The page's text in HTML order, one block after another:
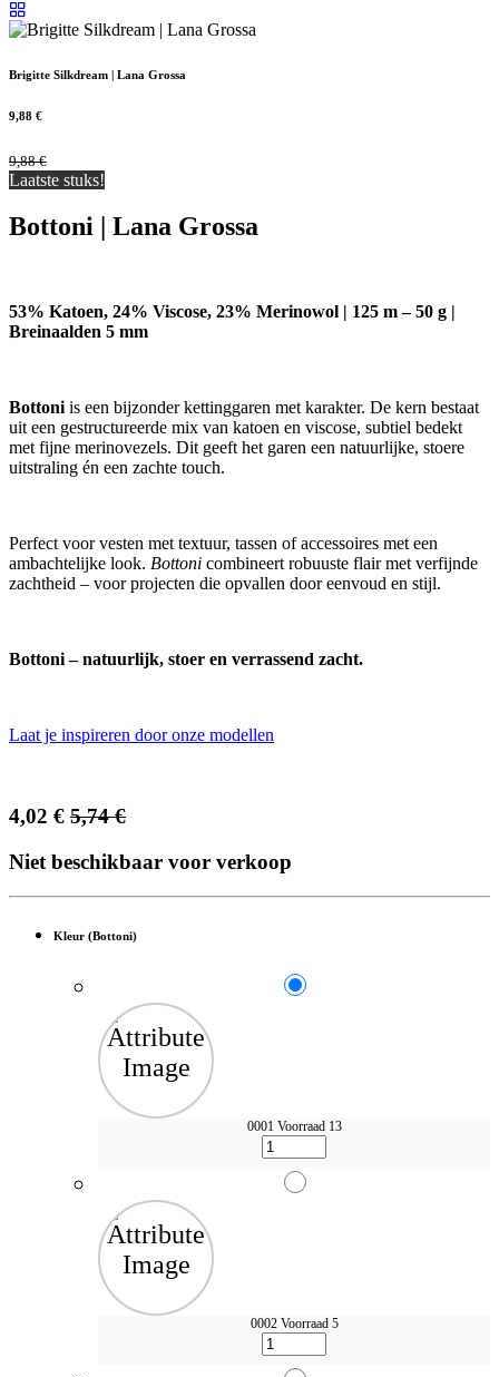
Brigitte Silkdream | Lana Grossa
9,88 €
9,88€
Laatste stuks!
Bottoni | Lana Grossa
53% Katoen, 24% Viscose, 23% Merinowol | 125 m – 50 g |
Breinaalden 5 mm
Bottoni is een bijzonder kettinggaren met karakter. De kern bestaat
uit een gestructureerde mix van katoen en viscose, subtiel bedekt
met fijne merinovezels. Dit geeft het garen een natuurlijke, stoere
uitstraling én een zachte touch.
Perfect voor vesten met textuur, tassen of accessoires met een
ambachtelijke look. Bottoni combineert robuuste flair met verfijnde
zachtheid – voor projecten die opvallen door eenvoud en stijl.
Bottoni – natuurlijk, stoer en verrassend zacht.
Laat je inspireren door onze modellen
4,02 € 5,74€
Niet beschikbaar voor verkoop
Kleur (Bottoni)
0001 Voorraad 13
0002 Voorraad 5